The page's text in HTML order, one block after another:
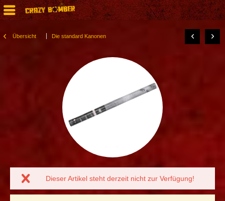
Übersicht Die standard Kanonen
Dieser Artikel steht derzeit nicht zur Verfügung!